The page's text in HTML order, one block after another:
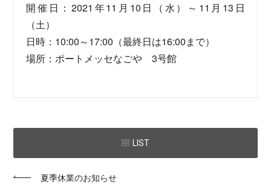
開催日：2021年11月10日（水）～11月13日
（土）
日時：10:00～17:00（最終日は16:00まで）
場所：ポートメッセなごや 3号館
夏季休業のお知らせ
LIST